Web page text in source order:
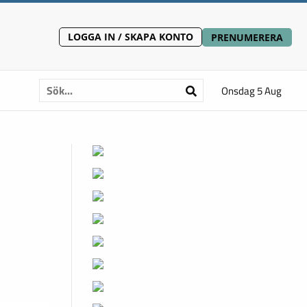
LOGGA IN / SKAPA KONTO PRENUMERERA
Onsdag 5 Aug